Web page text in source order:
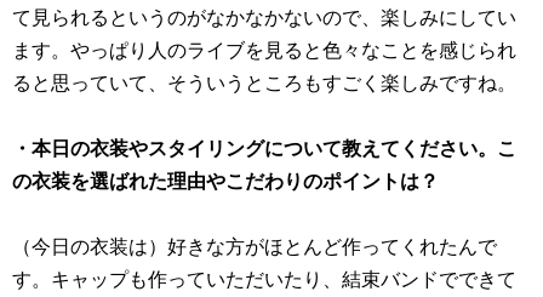
て見られるというのがなかなかないので、楽しみにしてい
ます。やっぱり人のライブを見ると色々なことを感じられ
ると思っていて、そういうところもすごく楽しみですね。
・本日の衣装やスタイリングについて教えてください。こ
の衣装を選ばれた理由やこだわりのポイントは？
（今日の衣装は）好きな方がほとんど作ってくれたんで
す。キャップも作っていただいたり、結束バンドでできて